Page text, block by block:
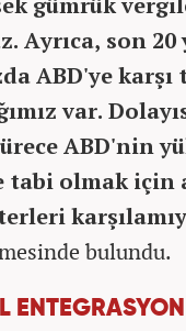
Ayrıca, son 20
ABD'ye
var.
ABD'nin
tabi olmak için
bulundu.